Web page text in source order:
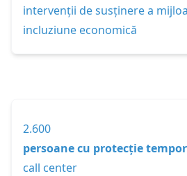
intervenții de susținere a
incluziune economică
2.600
persoane cu protecție
call center